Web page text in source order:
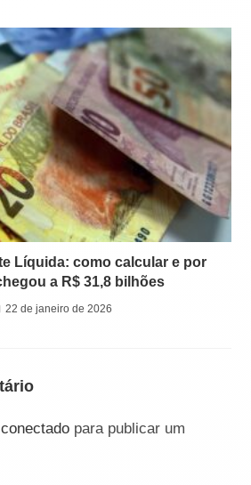
Líquida: como calcular e por
a R$ 31,8 bilhões
22 de janeiro de 2026
conectado para publicar um